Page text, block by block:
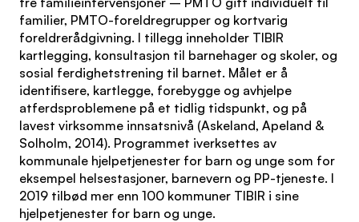
familier, PMTO-foreldregrupper og kortvarig
foreldrerådgivning. I tillegg inneholder TIBIR
kartlegging, konsultasjon til barnehager og skoler, og
sosial ferdighetstrening til barnet. Målet er å
identifisere, kartlegge, forebygge og avhjelpe
atferdsproblemene på et tidlig tidspunkt, og på
lavest virksomme innsatsnivå (Askeland, Apeland &
Solholm, 2014). Programmet iverksettes av
kommunale hjelpetjenester for barn og unge som for
eksempel helsestasjoner, barnevern og PP-tjeneste. I
2019 tilbød mer enn 100 kommuner TIBIR i sine
hjelpetjenester for barn og unge.